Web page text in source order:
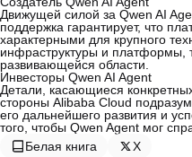
Движущей силой за Qwen AI
поддержка гарантирует, что
характерными для крупного
инфраструктуры и платформы,
развивающейся области.
Инвесторы Qwen AI Agent
Детали, касающиеся
стороны Alibaba Cloud
его дальнейшего развития и
того, чтобы Qwen Agent мог
Белая книга
X